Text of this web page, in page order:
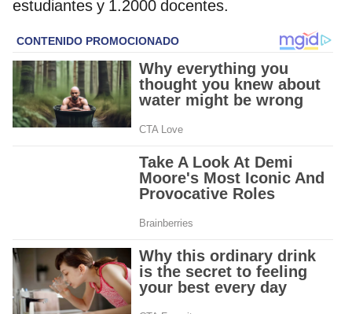
estudiantes y 1.2000 docentes.